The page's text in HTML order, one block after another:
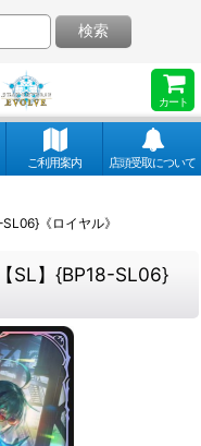
カート
検索
ご利用案内 店頭受取について
《ロイヤル》
SL】{BP18-SL06}